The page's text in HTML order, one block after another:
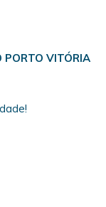
PORTO VITÓRIA